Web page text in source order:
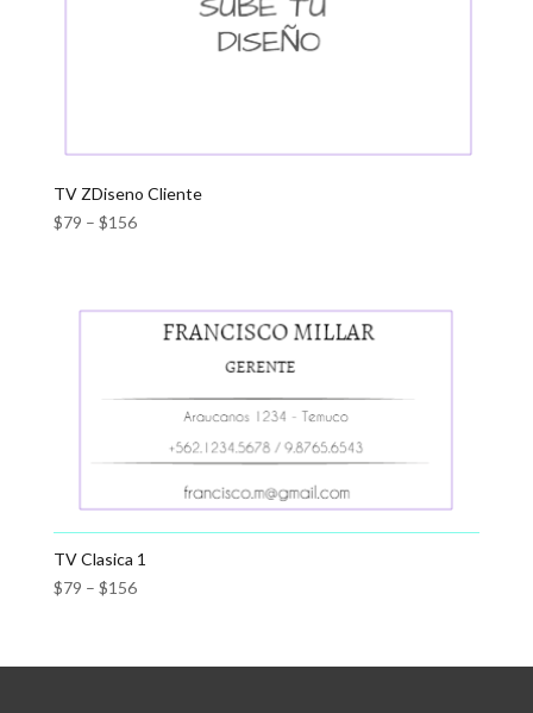
TV ZDiseno Cliente
$79 – $156
TV Clasica 1
$79 – $156